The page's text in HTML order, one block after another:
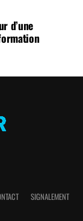
d’une
SIGNALEMENT